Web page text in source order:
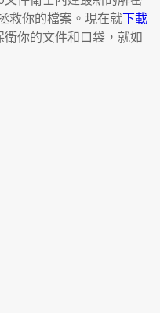
救你的檔案。現在就下載
衛你的文件和口袋，就如